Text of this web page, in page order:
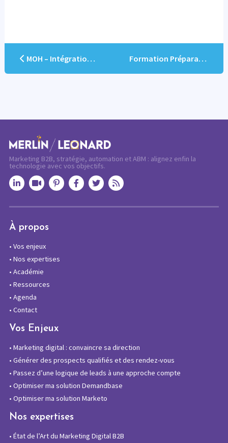
MOH – Intégration Marketo CRM – Reprenez la main ! Formation Préparation à l’Examen MCE en ligne
Marketing B2B, stratégie, automation et ABM : alignez enfin la
technologie avec vos objectifs.
À propos
• Vos enjeux
• Nos expertises
• Académie
• Ressources
• Agenda
• Contact
Vos Enjeux
• Marketing digital : convaincre sa direction
• Générer des prospects qualifiés et des rendez-vous
• Passez d’une logique de leads à une approche compte
• Optimiser ma solution Demandbase
• Optimiser ma solution Marketo
Nos expertises
• État de l’Art du Marketing Digital B2B